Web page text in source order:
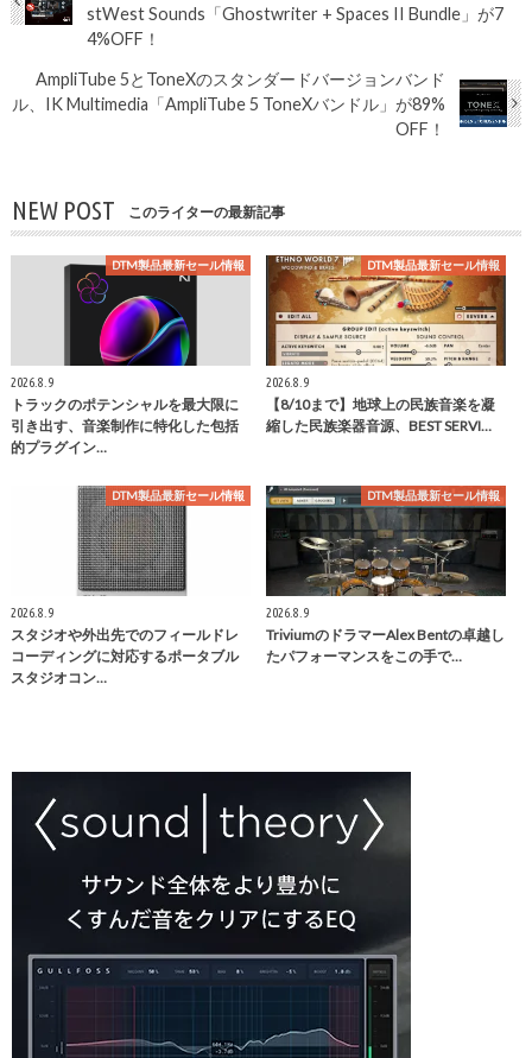
stWest Sounds「Ghostwriter + Spaces II Bundle」が7
4%OFF！
AmpliTube 5とToneXのスタンダードバージョンバンド
ル、IK Multimedia「AmpliTube 5 ToneXバンドル」が89%
OFF！
NEW POST このライターの最新記事
DTM製品最新セール情報
2026.8.9
トラックのポテンシャルを最大限に
引き出す、音楽制作に特化した包括
的プラグイン…
DTM製品最新セール情報
2026.8.9
【8/10まで】地球上の民族音楽を凝
縮した民族楽器音源、BEST SERVI…
DTM製品最新セール情報
2026.8.9
スタジオや外出先でのフィールドレ
コーディングに対応するポータブル
スタジオコン…
DTM製品最新セール情報
2026.8.9
TriviumのドラマーAlex Bentの卓越し
たパフォーマンスをこの手で…